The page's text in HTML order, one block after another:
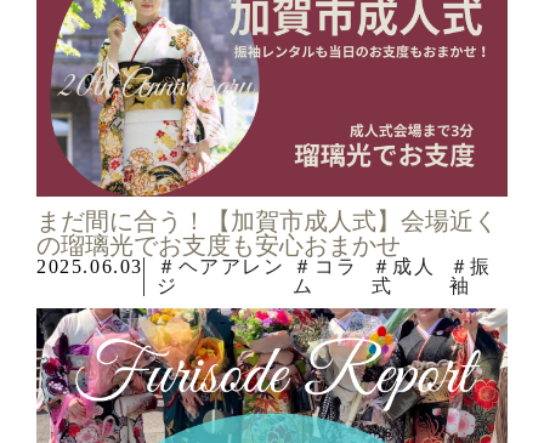
まだ間に合う！【加賀市成人式】会場近く
の瑠璃光でお支度も安心おまかせ
2025.06.03
＃ヘアアレン
ジ
＃コラ
ム
＃成人
式
＃振
袖